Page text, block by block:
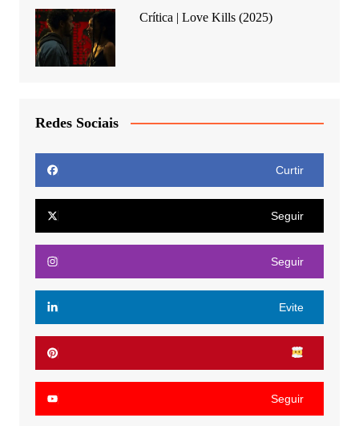
Crítica | Love Kills (2025)
Redes Sociais
Curtir
Seguir
Seguir
Evite
Seguir